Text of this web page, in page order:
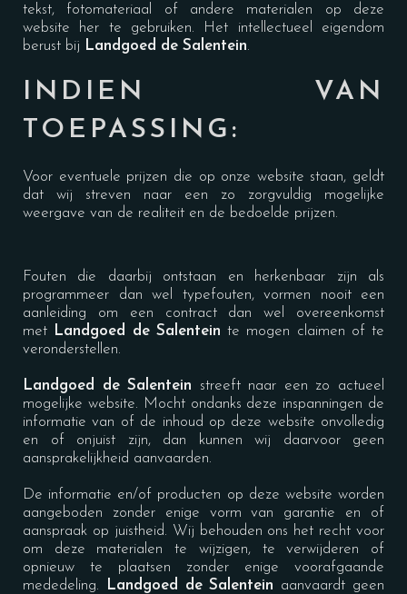
tekst, fotomateriaal of andere materialen op deze
website her te gebruiken. Het intellectueel eigendom
berust bij Landgoed de Salentein.
INDIEN VAN
TOEPASSING:
Voor eventuele prijzen die op onze website staan, geldt
dat wij streven naar een zo zorgvuldig mogelijke
weergave van de realiteit en de bedoelde prijzen.
Fouten die daarbij ontstaan en herkenbaar zijn als
programmeer dan wel typefouten, vormen nooit een
aanleiding om een contract dan wel overeenkomst
met
Landgoed de Salentein te mogen claimen of te
veronderstellen.
Landgoed de Salentein streeft naar een zo actueel
mogelijke website. Mocht ondanks deze inspanningen de
informatie van of de inhoud op deze website onvolledig
en of onjuist zijn, dan kunnen wij daarvoor geen
aansprakelijkheid aanvaarden.
De informatie en/of producten op deze website worden
aangeboden zonder enige vorm van garantie en of
aanspraak op juistheid. Wij behouden ons het recht voor
om deze materialen te wijzigen, te verwijderen of
opnieuw te plaatsen zonder enige voorafgaande
mededeling.
Landgoed de Salentein aanvaardt geen